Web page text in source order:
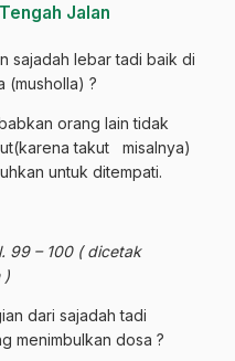
Jalan
sajadah lebar tadi baik di
(musholla) ?
orang lain tidak
takut misalnya)
untuk ditempati.
99 – 100 ( dicetak
)
dari sajadah tadi
menimbulkan dosa ?